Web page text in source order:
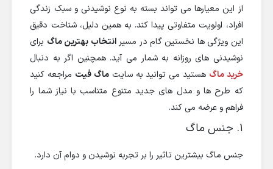
از این معیارها می تواند بسته به نوع نوشیدنی و سبک زندگی
افراد، اولویت متفاوتی پیدا کند. به همین دلیل، شناخت دقیق
این ویژگی ها نخستین گام در مسیرانتخاب بهترین ماگ برای
نوشیدنی های روزانه به شمار می آید. همچنین اگر به دنبال
خرید ماگ هستید می توانید به سایتماگ فیت مراجعه کنید
که طرح ها و مدل های جدید متنوع متناسب با نیاز شما را
فراهم و عرضه می کند.
۱. جنس ماگ
جنس ماگ بیشترین تاثیر را بر تجربه نوشیدن و دوام آن دارد.